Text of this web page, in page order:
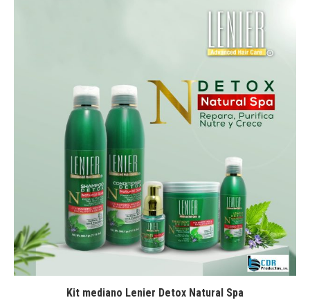
Kit mediano Lenier Detox Natural Spa